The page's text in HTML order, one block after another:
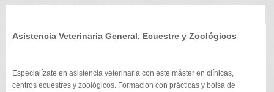
Asistencia Veterinaria General, Ecuestre y Zoológicos
Especialízate en asistencia veterinaria con este máster en clínicas,
centros ecuestres y zoológicos. Formación con prácticas y bolsa de